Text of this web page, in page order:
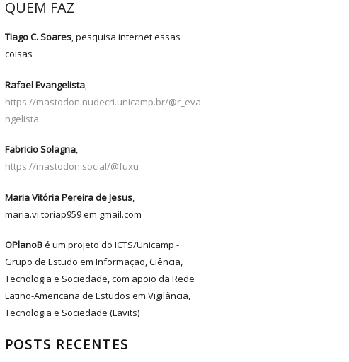
QUEM FAZ
Tiago C. Soares, pesquisa internet essas
coisas
Rafael Evangelista,
https://mastodon.nudecri.unicamp.br/@r_eva
ngelista
Fabricio Solagna,
https://mastodon.social/@fuxu
Maria Vitória Pereira de Jesus,
maria.vi.toriap959 em gmail.com
OPlanoBé um projeto do ICTS/Unicamp -
Grupo de Estudo em Informação, Ciência,
Tecnologia e Sociedade, com apoio da Rede
Latino-Americana de Estudos em Vigilância,
Tecnologia e Sociedade (Lavits)
POSTS RECENTES